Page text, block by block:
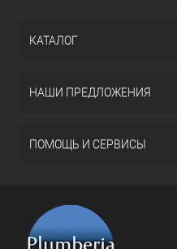
КАТАЛОГ
НАШИ ПРЕДЛОЖЕНИЯ
ПОМОЩЬ И СЕРВИСЫ